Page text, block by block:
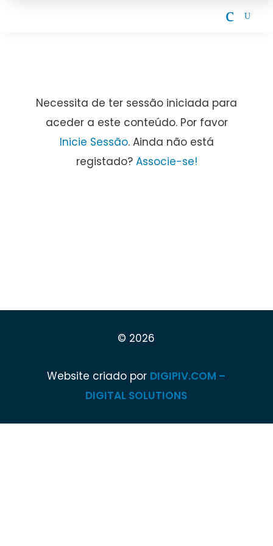
c U
Necessita de ter sessão iniciada para
aceder a este conteúdo. Por favor
Inicie Sessão. Ainda não está
registado? Associe-se!
© 2026
Website criado por DIGIPIV.COM –
DIGITAL SOLUTIONS